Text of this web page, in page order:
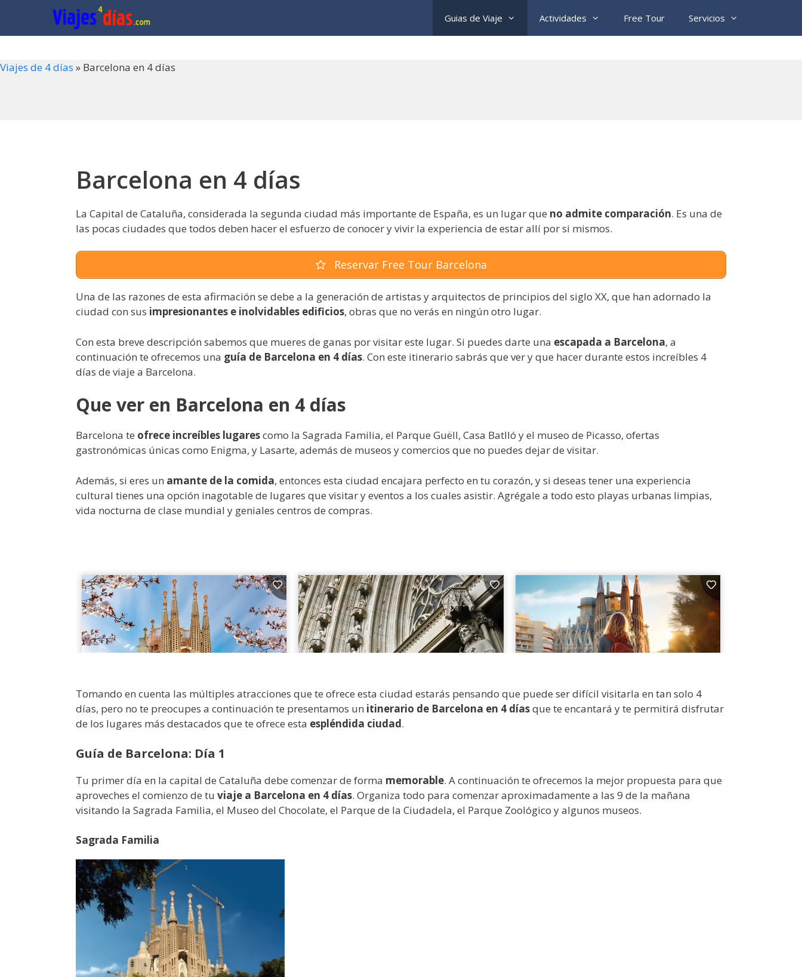
contenido
Guias de Viaje Actividades Free Tour Servicios
Viajes de 4 días » Barcelona en 4 días
Barcelona en 4 días
La Capital de Cataluña, considerada la segunda ciudad más importante de España, es un lugar que no admite comparación. Es una de
las pocas ciudades que todos deben hacer el esfuerzo de conocer y vivir la experiencia de estar allí por si mismos.
Reservar Free Tour Barcelona
Una de las razones de esta afirmación se debe a la generación de artistas y arquitectos de principios del siglo XX, que han adornado la
ciudad con sus impresionantes e inolvidables edificios, obras que no verás en ningún otro lugar.
Con esta breve descripción sabemos que mueres de ganas por visitar este lugar. Si puedes darte una escapada a Barcelona, a
continuación te ofrecemos una guía de Barcelona en 4 días. Con este itinerario sabrás que ver y que hacer durante estos increíbles 4
días de viaje a Barcelona.
Que ver en Barcelona en 4 días
Barcelona te ofrece increíbles lugarescomo la Sagrada Familia, el Parque Guëll, Casa Batlló y el museo de Picasso, ofertas
gastronómicas únicas como Enigma, y Lasarte, además de museos y comercios que no puedes dejar de visitar.
Además, si eres un amante de la comida, entonces esta ciudad encajara perfecto en tu corazón, y si deseas tener una experiencia
cultural tienes una opción inagotable de lugares que visitar y eventos a los cuales asistir. Agrégale a todo esto playas urbanas limpias,
vida nocturna de clase mundial y geniales centros de compras.
Tomando en cuenta las múltiples atracciones que te ofrece esta ciudad estarás pensando que puede ser difícil visitarla en tan solo 4
días, pero no te preocupes a continuación te presentamos un itinerario de Barcelona en 4 díasque te encantará y te permitirá disfrutar
de los lugares más destacados que te ofrece esta espléndida ciudad.
Guía de Barcelona: Día 1
Tu primer día en la capital de Cataluña debe comenzar de forma memorable. A continuación te ofrecemos la mejor propuesta para que
aproveches el comienzo de tu viaje a Barcelona en 4 días. Organiza todo para comenzar aproximadamente a las 9 de la mañana
visitando la Sagrada Familia, el Museo del Chocolate, el Parque de la Ciudadela, el Parque Zoológico y algunos museos.
Sagrada Familia